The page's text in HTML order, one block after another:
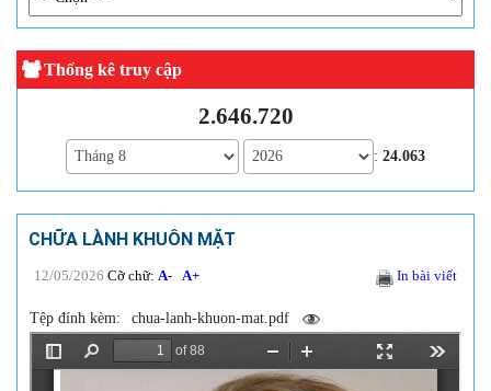
Thống kê truy cập
2.646.720
:24.063
CHỮA LÀNH KHUÔN MẶT
12/05/2026 Cỡ chữ: A- A+ In bài viết
Tệp đính kèm: chua-lanh-khuon-mat.pdf